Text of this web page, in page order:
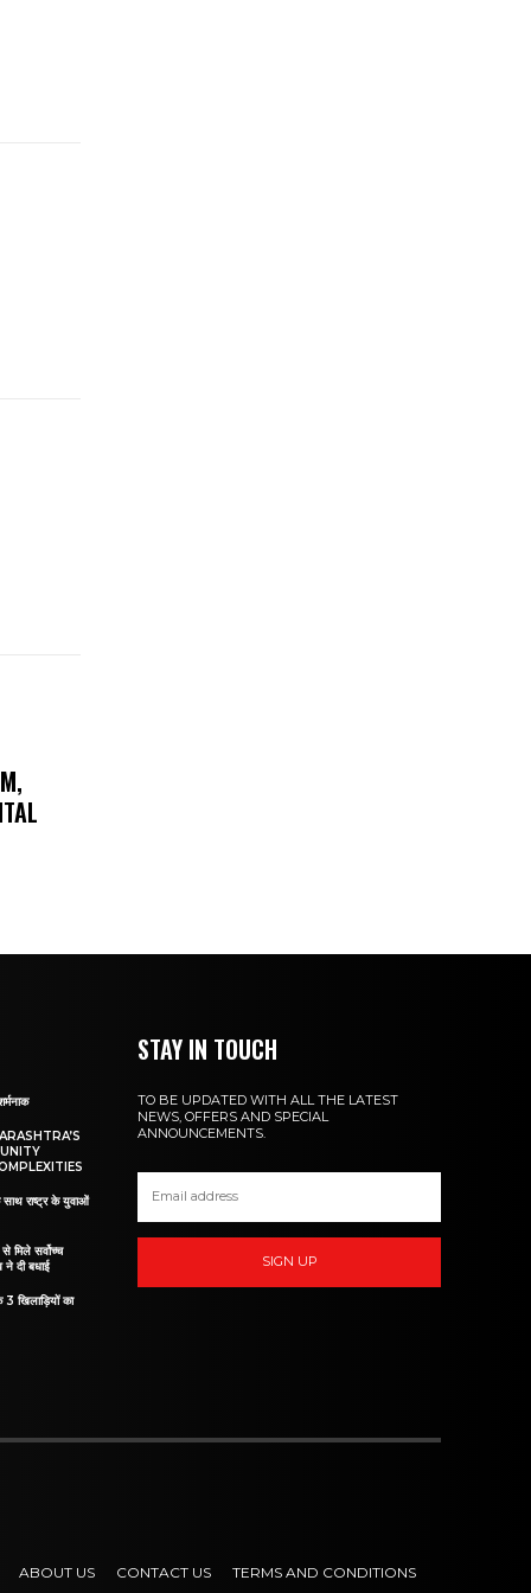
साथ राष्ट्र के युवाओं
से मिले सर्वोच्च
ने दी बधाई
खिलाड़ियों का
STAY IN TOUCH
TO BE UPDATED WITH ALL THE LATEST
NEWS, OFFERS AND SPECIAL
ANNOUNCEMENTS.
SIGN UP
ABOUT US CONTACT US TERMS AND CONDITIONS